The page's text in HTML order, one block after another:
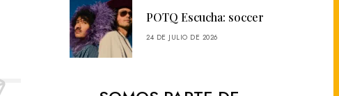
POTQ Escucha: soccer
24 DE JULIO DE 2026